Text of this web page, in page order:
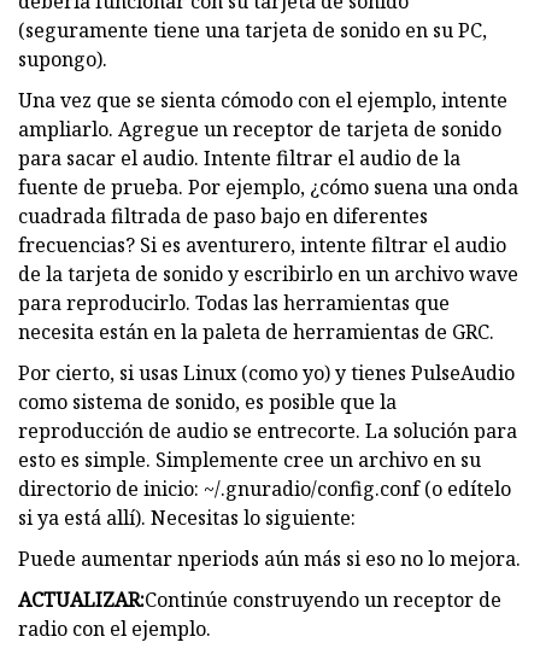
(seguramente tiene una tarjeta de sonido en su PC,
supongo).
Una vez que se sienta cómodo con el ejemplo, intente
ampliarlo. Agregue un receptor de tarjeta de sonido
para sacar el audio. Intente filtrar el audio de la
fuente de prueba. Por ejemplo, ¿cómo suena una onda
cuadrada filtrada de paso bajo en diferentes
frecuencias? Si es aventurero, intente filtrar el audio
de la tarjeta de sonido y escribirlo en un archivo wave
para reproducirlo. Todas las herramientas que
necesita están en la paleta de herramientas de GRC.
Por cierto, si usas Linux (como yo) y tienes PulseAudio
como sistema de sonido, es posible que la
reproducción de audio se entrecorte. La solución para
esto es simple. Simplemente cree un archivo en su
directorio de inicio: ~/.gnuradio/config.conf (o edítelo
si ya está allí). Necesitas lo siguiente:
Puede aumentar nperiods aún más si eso no lo mejora.
ACTUALIZAR:Continúe construyendo un receptor de
radio con el ejemplo.